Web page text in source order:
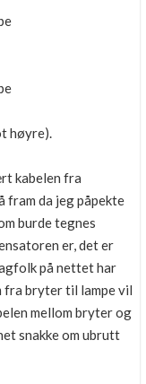
høyre).
kabelen fra
fram da jeg påpekte
burde tegnes
er, det er
på nettet har
fra bryter til lampe vil
mellom bryter og
snakke om ubrutt